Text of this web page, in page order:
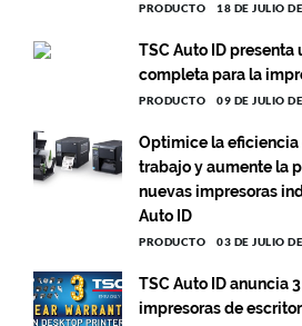
PRODUCTO 18 DE JULIO
TSC Auto ID presenta
completa para la
PRODUCTO 09 DE JULIO
Optimice la eficiencia
trabajo y aumente la
nuevas impresoras
Auto ID
PRODUCTO 03 DE JULIO
TSC Auto ID anuncia
impresoras de